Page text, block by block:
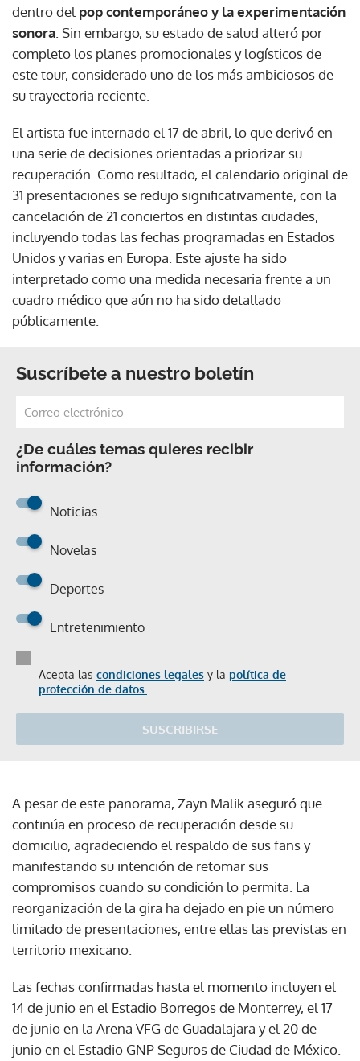
dentro del pop contemporáneo y la experimentación
sonora . Sin embargo, su estado de salud alteró por
completo los planes promocionales y logísticos de
este tour, considerado uno de los más ambiciosos de
su trayectoria reciente.
El artista fue internado el 17 de abril, lo que derivó en
una serie de decisiones orientadas a priorizar su
recuperación. Como resultado, el calendario original de
31 presentaciones se redujo significativamente, con la
cancelación de 21 conciertos en distintas ciudades,
incluyendo todas las fechas programadas en Estados
Unidos y varias en Europa. Este ajuste ha sido
interpretado como una medida necesaria frente a un
cuadro médico que aún no ha sido detallado
públicamente.
Suscríbete a nuestro boletín
¿De cuáles temas quieres recibir
información?
Noticias
Novelas
Deportes
Entretenimiento
Acepta las condiciones legales y la política de
protección de datos.
SUSCRIBIRSE
A pesar de este panorama, Zayn Malik aseguró que
continúa en proceso de recuperación desde su
domicilio, agradeciendo el respaldo de sus fans y
manifestando su intención de retomar sus
compromisos cuando su condición lo permita. La
reorganización de la gira ha dejado en pie un número
limitado de presentaciones, entre ellas las previstas en
territorio mexicano.
Las fechas confirmadas hasta el momento incluyen el
14 de junio en el Estadio Borregos de Monterrey, el 17
de junio en la Arena VFG de Guadalajara y el 20 de
junio en el Estadio GNP Seguros de Ciudad de México.